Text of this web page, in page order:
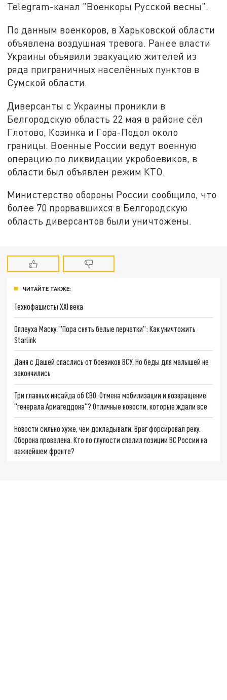
Telegram-канал "Военкоры Русской весны".
По данным военкоров, в Харьковской области
объявлена воздушная тревога. Ранее власти
Украины объявили эвакуацию жителей из
ряда приграничных населённых пунктов в
Сумской области.
Диверсанты с Украины проникли в
Белгородскую область 22 мая в районе сёл
Глотово, Козинка и Гора-Подол около
границы. Военные России ведут военную
операцию по ликвидации укробоевиков, в
области был объявлен режим КТО.
Министерство обороны России сообщило, что
более 70 прорвавшихся в Белгородскую
область диверсантов были уничтожены.
ЧИТАЙТЕ ТАКЖЕ:
Технофашисты XXI века
Оплеуха Маску. "Пора снять белые перчатки": Как уничтожить
Starlink
Даня с Дашей спаслись от боевиков ВСУ. Но беды для малышей не
закончились
Три главных инсайда об СВО. Отмена мобилизации и возвращение
"генерала Армагеддона"? Отличные новости, которые ждали все
Новости сильно хуже, чем докладывали. Враг форсировал реку.
Оборона провалена. Кто по глупости спалил позиции ВС России на
важнейшем фронте?